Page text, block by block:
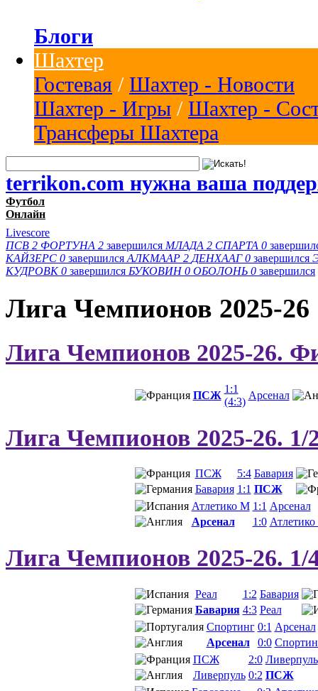
Блоги
Шахтер
Гостевая / Шахтер - Новости
Шахтер - Игры / Шахтер -
Трансферы Шахтера
terrikon.com нужна ваша
Футбол
Онлайн
Livescore
ПСВ 2 ФОРТУНА 2 завершился МЛАДА 2 СПАРТА 0
КАЙЗЕРС 0 завершился АЛКМААР 2 ДЕНХААГ 0 завершился
КУДРОВК 0 завершился БУКОВИН 0 ОБОЛОНЬ 0 завершился
Лига Чемпионов 2025-26
Лига Чемпионов 2025-26.
ПСЖ
1:1
(4:3)
Арсенал
Лига Чемпионов 2025-26. 1/
ПСЖ 5:4 Бавария
Бавария 1:1 ПСЖ
Атлетико М 1:1 Арсенал
Арсенал
1:0
Лига Чемпионов 2025-26. 1/
Реал 1:2 Бавария
Бавария 4:3 Реал
Спортинг 0:1 Арсенал
Арсенал
0:0
ПСЖ
2:0 Ливерпуль
Ливерпуль 0:2 ПСЖ